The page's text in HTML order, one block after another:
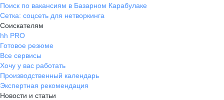
Поиск по вакансиям в Базарном Карабулаке
Сетка: соцсеть для нетворкинга
Соискателям
hh PRO
Готовое резюме
Все сервисы
Хочу у вас работать
Производственный календарь
Экспертная рекомендация
Новости и статьи